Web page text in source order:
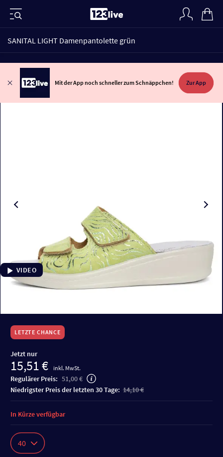
SANITAL LIGHT Damenpantolette grün
Mit der App noch schneller zum Schnäppchen! Zur App
VIDEO
LETZTE CHANCE
Jetzt nur
15,51 € inkl. MwSt.
Regulärer Preis: 51,00 €
niedrigster Preis der letzten 30 Tage: 14,10 €
40
In Kürze verfügbar